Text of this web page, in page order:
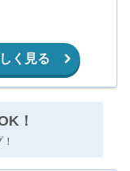
く見る
！